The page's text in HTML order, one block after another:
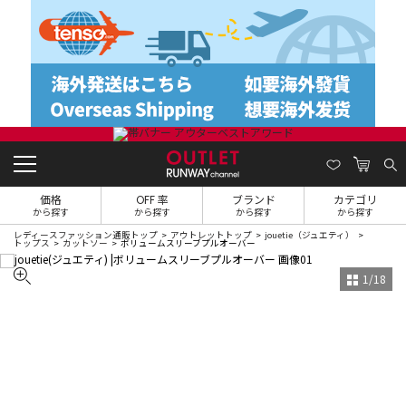
価格
から探す
OFF 率
から探す
ブランド
から探す
カテゴリ
から探す
レディースファッション通販トップ アウトレットトップ jouetie（ジュエティ）
トップス カットソー ボリュームスリーブプルオーバー
1 /18